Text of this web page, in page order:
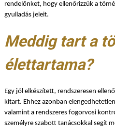
rendelőnket, hogy ellenőrizzük a
gyulladás jeleit.
Meddig tart a
élettartama?
Egy jól elkészített, rendszeresen
kitart. Ehhez azonban
valamint a rendszeres fogorvosi
személyre szabott tanácsokkal segít